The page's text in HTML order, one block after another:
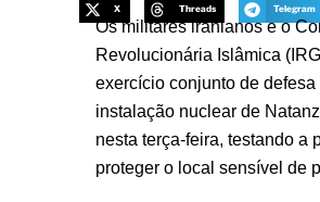
X Threads Telegram
Os militares iranianos e o
Revolucionária Islâmica
exercício conjunto de defesa
instalação nuclear de
nesta terça-feira, testando a
proteger o local sensível de